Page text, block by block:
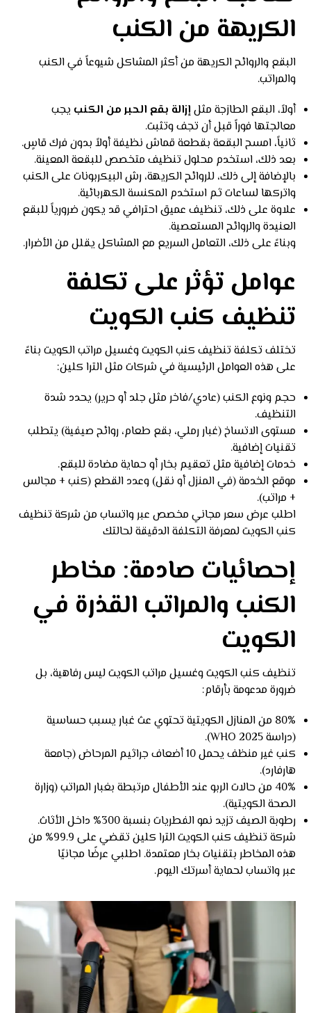
الكريهة من الكنب
البقع والروائح الكريهة من أكثر المشاكل شيوعاً في الكنب
والمراتب.
أولاً، البقع الطازجة مثلإزالة بقع الحبر من الكنب يجب
معالجتها فوراً قبل أن تجف وتثبت.
ثانياً، امسح البقعة بقطعة قماش نظيفة أولاً بدون فرك قاسٍ.
بعد ذلك، استخدم محلول تنظيف متخصص للبقعة المعينة.
بالإضافة إلى ذلك، للروائح الكريهة، رش البيكربونات على الكنب
واتركها لساعات ثم استخدم المكنسة الكهربائية.
علاوة على ذلك، تنظيف عميق احترافي قد يكون ضرورياً للبقع
العنيدة والروائح المستعصية.
وبناءً على ذلك، التعامل السريع مع المشاكل يقلل من الأضرار.
عوامل تؤثر على تكلفة
تنظيف كنب الكويت
تختلف تكلفة تنظيف كنب الكويت وغسيل مراتب الكويت بناءً
على هذه العوامل الرئيسية في شركات مثل الترا كلين:
حجم ونوع الكنب (عادي/فاخر مثل جلد أو حرير) يحدد شدة
التنظيف.
مستوى الاتساخ (غبار رملي، بقع طعام، روائح صيفية) يتطلب
تقنيات إضافية.
خدمات إضافية مثل تعقيم بخار أو حماية مضادة للبقع.
موقع الخدمة (في المنزل أو نقل) وعدد القطع (كنب + مجالس
+ مراتب).
اطلب عرض سعر مجاني مخصص عبرواتساب من شركة تنظيف
كنب الكويت لمعرفة التكلفة الدقيقة لحالتك
إحصائيات صادمة: مخاطر
الكنب والمراتب القذرة في
الكويت
تنظيف كنب الكويت وغسيل مراتب الكويت ليس رفاهية، بل
ضرورة مدعومة بأرقام:
80% من المنازل الكويتية تحتوي عث غبار يسبب حساسية
(دراسة WHO 2025).
كنب غير منظف يحمل 10 أضعاف جراثيم المرحاض (جامعة
هارفارد).
40% من حالات الربو عند الأطفال مرتبطة بغبار المراتب (وزارة
الصحة الكويتية).
رطوبة الصيف تزيد نمو الفطريات بنسبة 300% داخل الأثاث.
شركة تنظيف كنب الكويت الترا كلين تقضي على 99.9% من
هذه المخاطر بتقنيات بخار معتمدة. اطلبي عرضًا مجانيًا
عبرواتسابلحماية أسرتك اليوم.